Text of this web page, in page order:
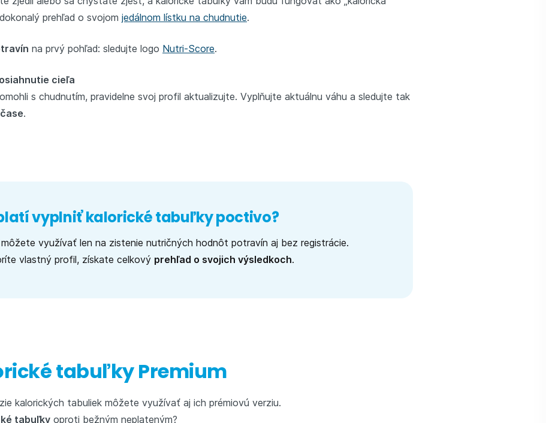
prehľad o svojom jedálnom lístku na chudnutie.
na prvý pohľad: sledujte logo Nutri-Score.
cieľa
s chudnutím, pravidelne svoj profil aktualizujte. Vyplňujte aktuálnu váhu a sledujte tak
.
vyplniť kalorické tabuľky poctivo?
využívať len na zistenie nutričných hodnôt potravín aj bez registrácie.
vlastný profil, získate celkový prehľad o svojich výsledkoch.
tabuľky Premium
kalorických tabuliek môžete využívať aj ich prémiovú verziu.
tabuľky oproti bežným neplateným?